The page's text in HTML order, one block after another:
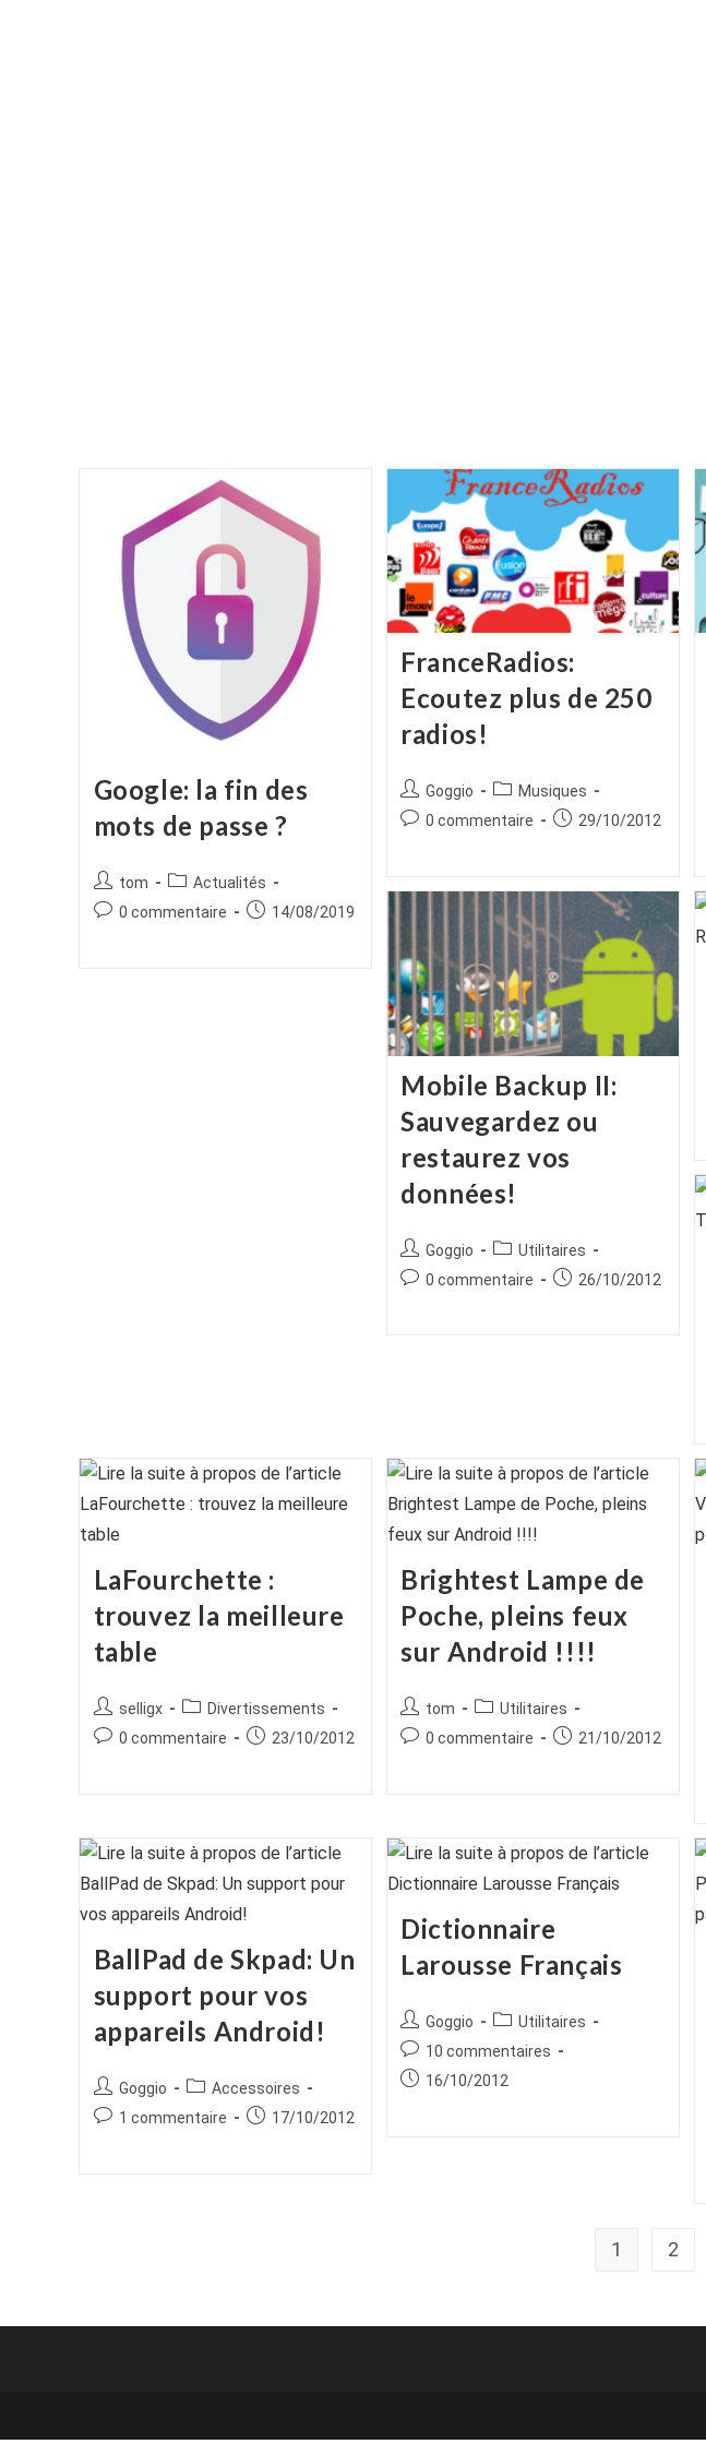
Google: la fin des
mots de passe ?
Auteur/autrice
de
tom
Post
category:
Actualités
Commentaires
0 commentaire
Publication
14/08/2019
FranceRadios:
Ecoutez plus de 250
radios!
Auteur/autrice
de
Goggio
Post
category:
Musiques
Commentaires
publication :
0 commentaire
Publication
29/10/2012
Mobile Backup II:
Sauvegardez ou
restaurez vos
données!
Auteur/autrice
de
Goggio
Post
category:
Utilitaires
Commentaires
0 commentaire
Publication
26/10/2012
LaFourchette :
trouvez la meilleure
table
Auteur/autrice
de
selligx
Post
category:
Divertissements
Commentaires
0 commentaire
Publication
23/10/2012
Brightest Lampe de
Poche, pleins feux
sur Android !!!!
Auteur/autrice
de
tom
Post
category:
Utilitaires
Commentaires
0 commentaire
Publication
21/10/2012
BallPad de Skpad: Un
support pour vos
appareils Android!
Auteur/autrice
de
Goggio
Post
category:
Accessoires
Commentaires
1 commentaire
Publication
17/10/2012
Dictionnaire
Larousse Français
Auteur/autrice
de
la
publication :
Goggio
Post
category:
Utilitaires
Commentaires
de
10 commentaires
Publication
16/10/2012
1 2